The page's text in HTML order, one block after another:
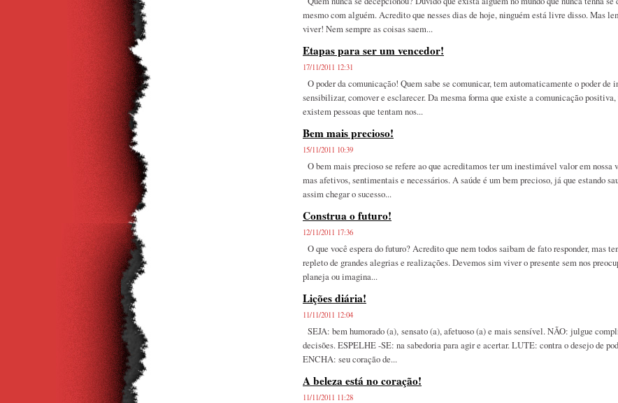
mesmo com alguém. Acredito que nesses dias de hoje, ninguém está livre disso. Mas
viver! Nem sempre as coisas saem...
Etapas para ser um vencedor!
17/11/2011 12:31
O poder da comunicação! Quem sabe se comunicar, tem automaticamente o poder de
sensibilizar, comover e esclarecer. Da mesma forma que existe a comunicação
existem pessoas que tentam nos...
Bem mais precioso!
15/11/2011 10:39
O bem mais precioso se refere ao que acreditamos ter um inestimável valor em
mas afetivos, sentimentais e necessários. A saúde é um bem precioso, já que estando
assim chegar o sucesso...
Construa o futuro!
12/11/2011 17:36
O que você espera do futuro? Acredito que nem todos saibam de fato responder, mas
repleto de grandes alegrias e realizações. Devemos sim viver o presente sem nos
planeja ou imagina...
Lições diária!
11/11/2011 12:04
SEJA: bem humorado (a), sensato (a), afetuoso (a) e mais sensível. NÃO: julgue
decisões. ESPELHE -SE: na sabedoria para agir e acertar. LUTE: contra o desejo de
ENCHA: seu coração de...
A beleza está no coração!
11/11/2011 11:28